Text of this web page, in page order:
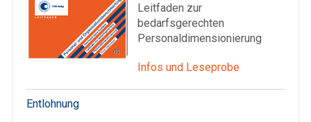
Leitfaden zur
bedarfsgerechten
Personaldimensionierung
Infos und Leseprobe
Entlohnung